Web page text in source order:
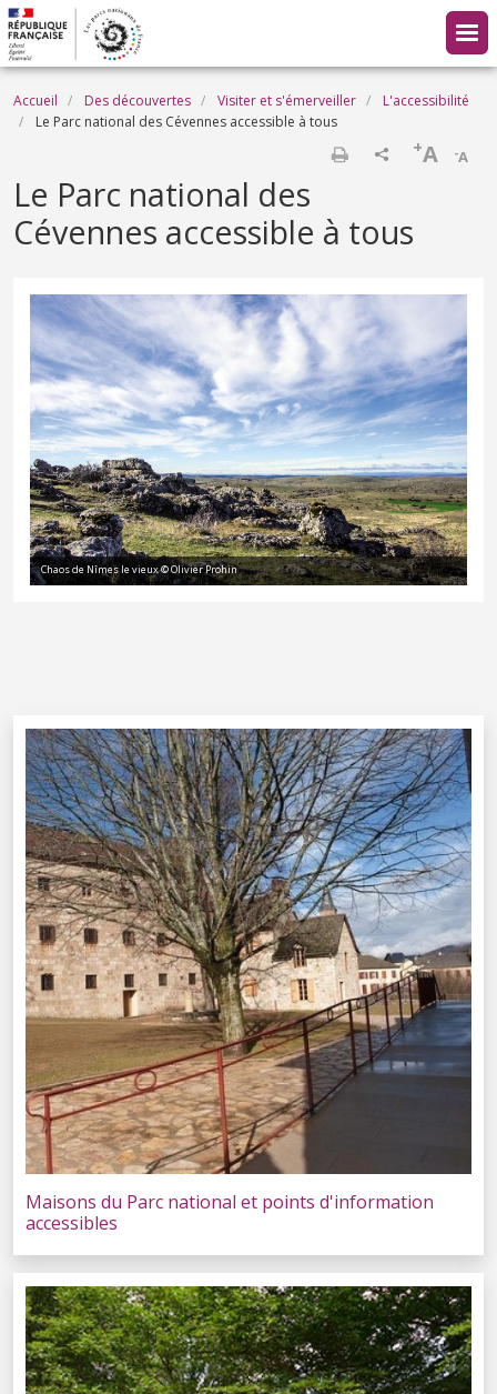
Aller au contenu principal
Fil d'Ariane
Accueil Des découvertes Visiter et s'émerveiller
L'accessibilité
Le Parc national des Cévennes accessible à tous
-A
+A
Le Parc national des
Cévennes accessible à tous
Chaos de Nîmes le vieux © Olivier Prohin
Maisons du Parc national et points d'information
accessibles